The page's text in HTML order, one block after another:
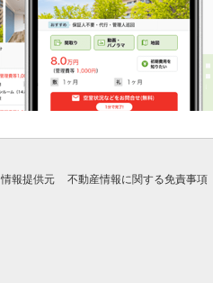
情報提供元 不動産情報に関する免責事項